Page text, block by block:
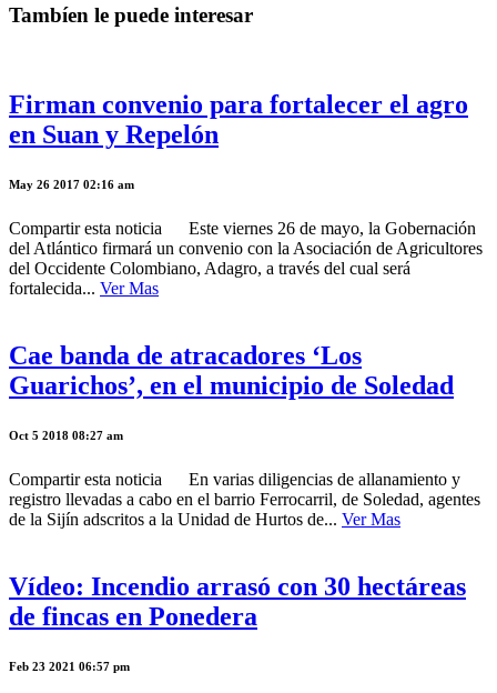
Tambíen le puede interesar
Firman convenio para fortalecer el agro
en Suan y Repelón
May 26 2017 02:16 am
Compartir esta noticia Este viernes 26 de mayo, la Gobernación
del Atlántico firmará un convenio con la Asociación de Agricultores
del Occidente Colombiano, Adagro, a través del cual será
fortalecida... Ver Mas
Cae banda de atracadores ‘Los
Guarichos’, en el municipio de Soledad
Oct 5 2018 08:27 am
Compartir esta noticia En varias diligencias de allanamiento y
registro llevadas a cabo en el barrio Ferrocarril, de Soledad, agentes
de la Sijín adscritos a la Unidad de Hurtos de... Ver Mas
Vídeo: Incendio arrasó con 30 hectáreas
de fincas en Ponedera
Feb 23 2021 06:57 pm